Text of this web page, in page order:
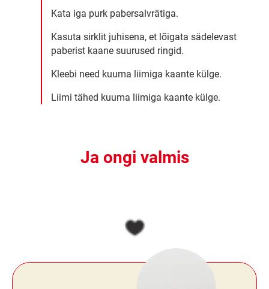
Kata iga purk pabersalvrätiga.
Kasuta sirklit juhisena, et lõigata sädelevast
paberist kaane suurused ringid.
Kleebi need kuuma liimiga kaante külge.
Liimi tähed kuuma liimiga kaante külge.
Ja ongi valmis